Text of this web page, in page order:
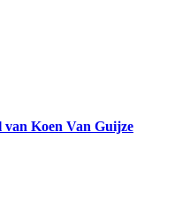
van Koen Van Guijze